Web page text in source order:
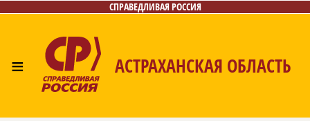
СПРАВЕДЛИВАЯ РОССИЯ
≡ АСТРАХАНСКАЯ ОБЛАСТЬ